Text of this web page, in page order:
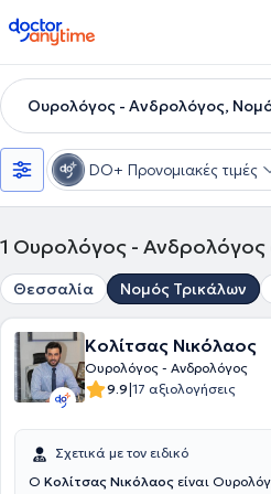
doctoranytime
Ουρολόγος - Ανδρολόγος,
DO+ Προνομιακές τιμές
1 Ουρολόγος - Ανδρολόγος
Θεσσαλία Νομός Τρικάλων
Κολίτσας Νικόλαος
Ουρολόγος - Ανδρολόγος
9.9|17 αξιολογήσεις
Σχετικά με τον ειδικό
Ο Κολίτσας Νικόλαος είναι